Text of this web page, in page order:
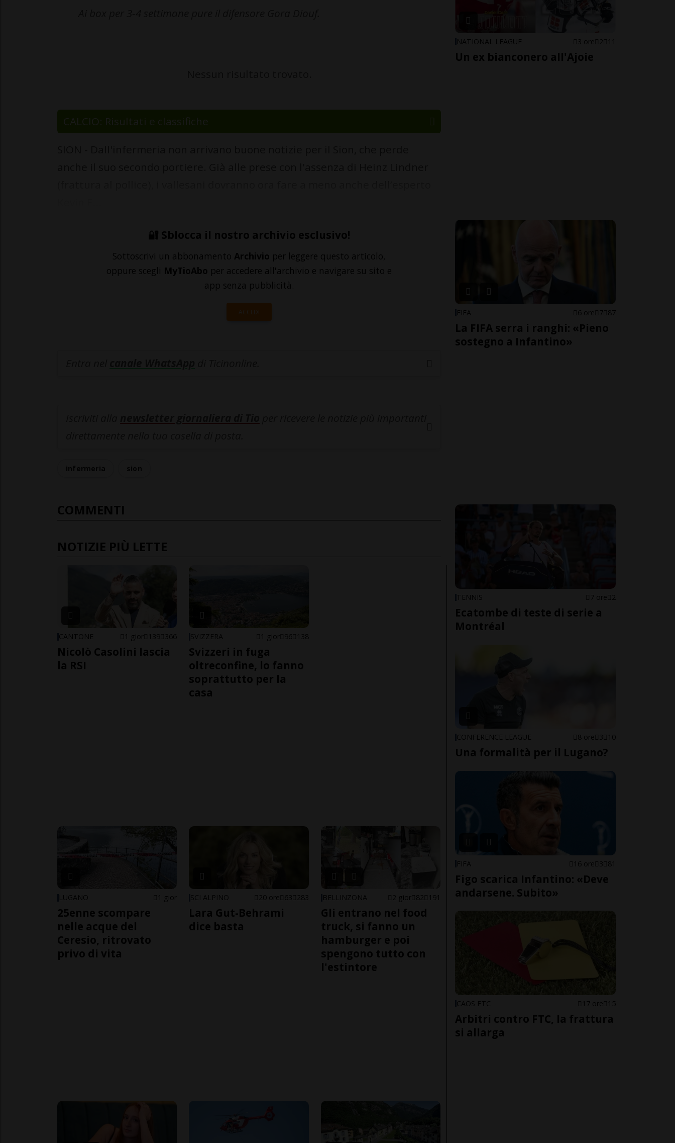
CALCIO: Risultati e classifiche
🔐 Sblocca il nostro archivio esclusivo!
Sottoscrivi un abbonamento Archivio per leggere questo articolo,
oppure scegli MyTioAbo per accedere all'archivio e navigare su sito e
app senza pubblicità.
ACCEDI
COMMENTI
NOTIZIE PIÙ LETTE
CANTONE 1 gior 139 366
Nicolò Casolini lascia
la RSI
SVIZZERA 1 gior 96 138
Svizzeri in fuga
oltreconfine, lo fanno
soprattutto per la
casa
LUGANO 1 gior
25enne scompare
nelle acque del
Ceresio, ritrovato
privo di vita
SCI ALPINO 20 ore 63 283
Lara Gut-Behrami
dice basta
BELLINZONA 2 gior 82 191
Gli entrano nel food
truck, si fanno un
hamburger e poi
spengono tutto con
l'estintore
NATIONAL LEAGUE 3 ore 2 11
Un ex bianconero all'Ajoie
FIFA 6 ore 7 87
La FIFA serra i ranghi: «Pieno
sostegno a Infantino»
TENNIS 7 ore 2
Ecatombe di teste di serie a
Montréal
CONFERENCE LEAGUE 8 ore 3 10
Una formalità per il Lugano?
FIFA 16 ore 3 81
Figo scarica Infantino: «Deve
andarsene. Subito»
CAOS FTC 17 ore 15
Arbitri contro FTC, la frattura
si allarga